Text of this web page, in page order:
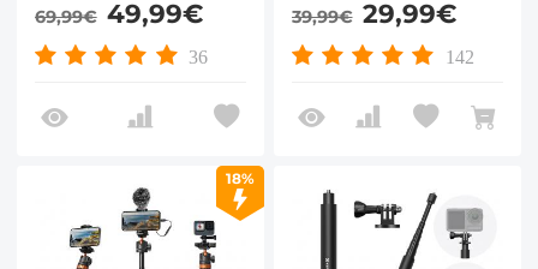
69,99€ 49,99€
36
39,99€ 29,99€
142
18%